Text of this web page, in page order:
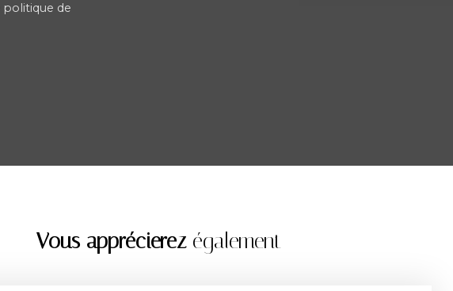
politique de
Vous apprécierezégalement